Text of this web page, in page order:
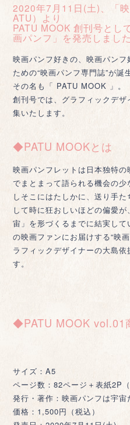
2020年7月11日(土)、「
ATU）より
PATU MOOK 創刊号とし
画パンフ」を発売しました
映画パンフ好きの、映画パン
ための“映画パンフ専門誌”が誕
その名も「 PATU MOOK 」。
創刊号では、グラフィックデ
集いたします。
◆PATU MOOKとは
映画パンフレットは日本独特
でまとまって語られる機会の
しそこにはたしかに、送り手
して時に狂おしいほどの偏愛
宙」を形づくるまでに結実し
の映画ファンにお届けする“映
ラフィックデザイナーの大島
す。
◆PATU MOOK vol.01
サイズ：A5
ページ数：82ページ＋表紙2P
発行・著作：映画パンフは宇宙
価格：1,500円（税込）